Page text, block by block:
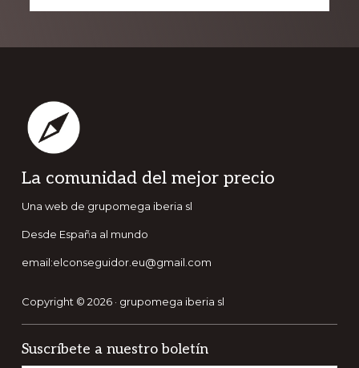
Footer
La comunidad del mejor precio
Una web de grupomega iberia sl
Desde España al mundo
email:elconseguidor.eu@gmail.com
Copyright © 2026 · grupomega iberia sl
Suscríbete a nuestro boletín